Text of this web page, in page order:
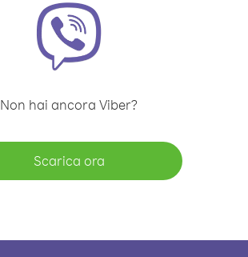
Non hai ancora Viber?
Scarica ora